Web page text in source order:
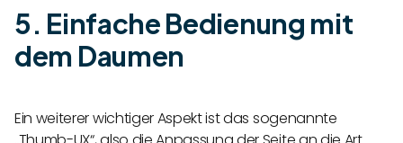
5. Einfache Bedienung mit
dem Daumen
Ein weiterer wichtiger Aspekt ist das sogenannte